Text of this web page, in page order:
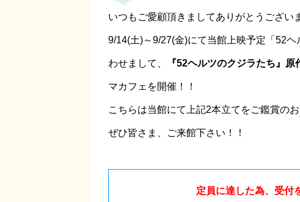
いつもご愛顧頂きましてありがとうござい
9/14(土)～9/27(金)にて当館上映予定「52
わせまして、 『52ヘルツのクジラたち』原
マカフェを開催！！
こちらは当館にて上記2本立てをご鑑賞の
ぜひ皆さま、ご来館下さい！！
定員に達した為、受付